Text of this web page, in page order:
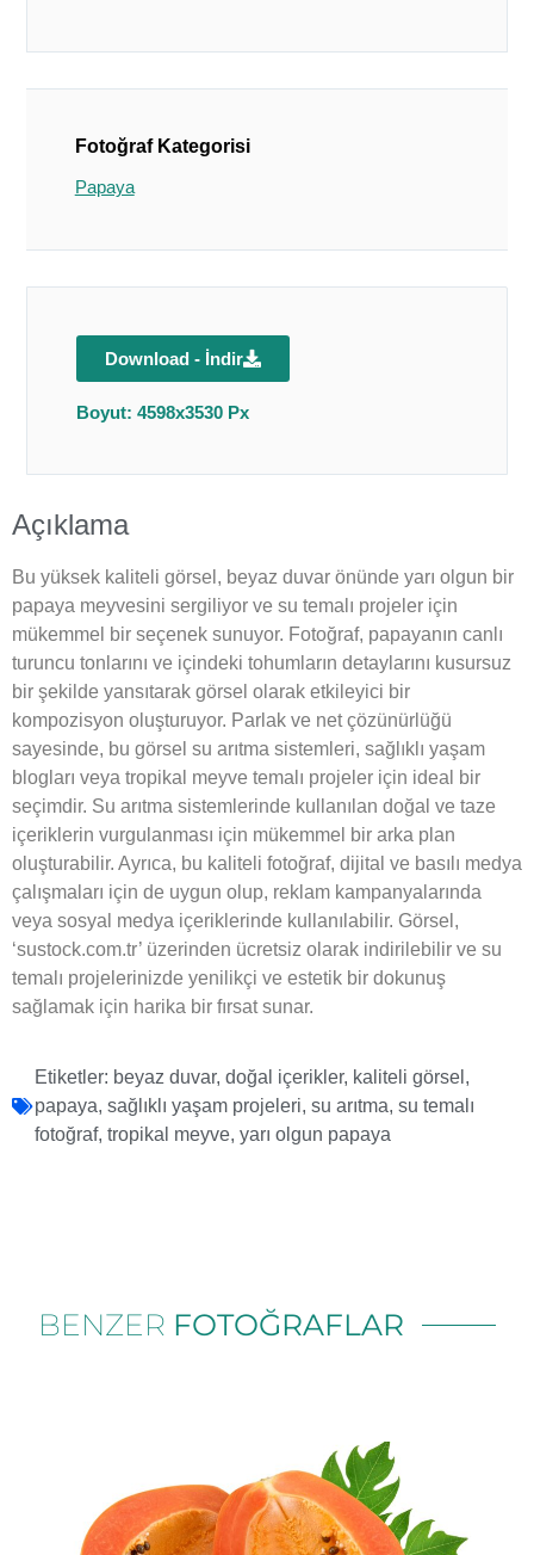
Fotoğraf Kategorisi
Papaya
Download - İndir
Boyut: 4598x3530 Px
Açıklama
Bu yüksek kaliteli görsel, beyaz duvar önünde yarı olgun bir
papaya meyvesini sergiliyor ve su temalı projeler için
mükemmel bir seçenek sunuyor. Fotoğraf, papayanın canlı
turuncu tonlarını ve içindeki tohumların detaylarını kusursuz
bir şekilde yansıtarak görsel olarak etkileyici bir
kompozisyon oluşturuyor. Parlak ve net çözünürlüğü
sayesinde, bu görsel su arıtma sistemleri, sağlıklı yaşam
blogları veya tropikal meyve temalı projeler için ideal bir
seçimdir. Su arıtma sistemlerinde kullanılan doğal ve taze
içeriklerin vurgulanması için mükemmel bir arka plan
oluşturabilir. Ayrıca, bu kaliteli fotoğraf, dijital ve basılı medya
çalışmaları için de uygun olup, reklam kampanyalarında
veya sosyal medya içeriklerinde kullanılabilir. Görsel,
‘sustock.com.tr’ üzerinden ücretsiz olarak indirilebilir ve su
temalı projelerinizde yenilikçi ve estetik bir dokunuş
sağlamak için harika bir fırsat sunar.
Etiketler: beyaz duvar, doğal içerikler, kaliteli görsel ,
papaya, sağlıklı yaşam projeleri, su arıtma, su temalı
fotoğraf, tropikal meyve, yarı olgun papaya
BENZER FOTOĞRAFLAR